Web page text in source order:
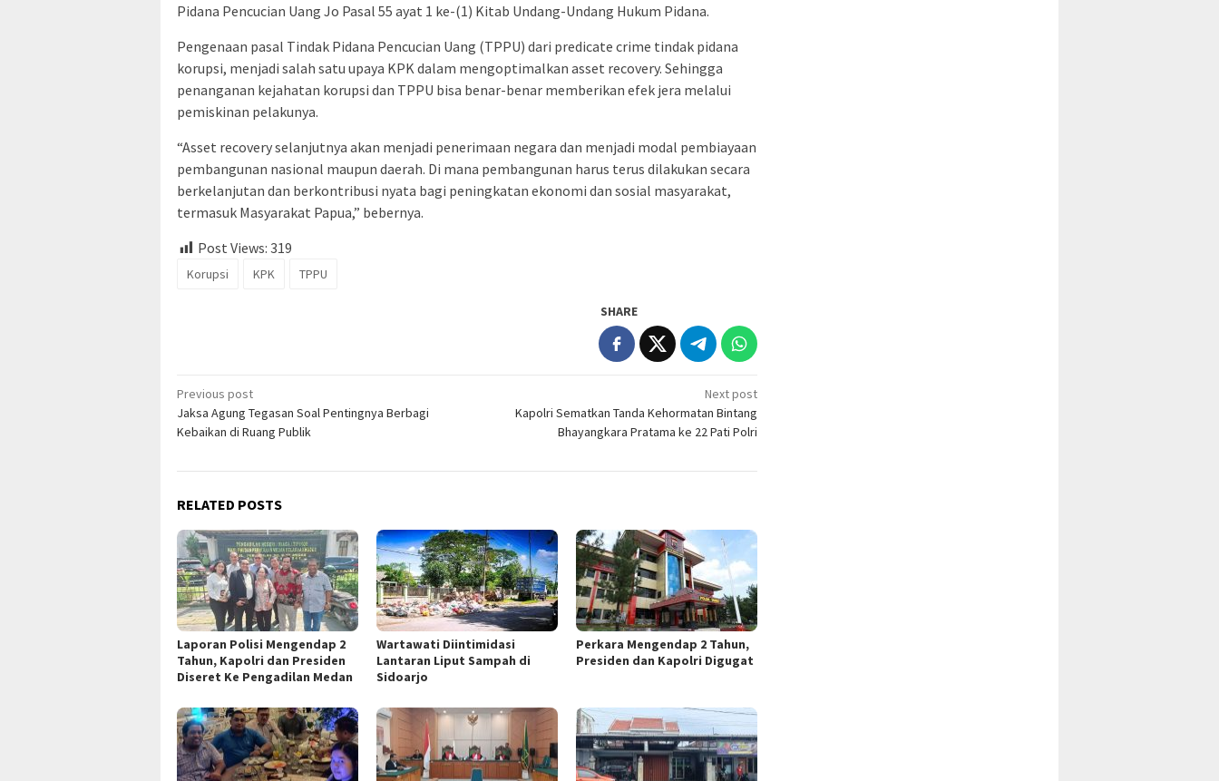
Pidana Pencucian Uang Jo Pasal 55 ayat 1 ke-(1) Kitab Undang-Undang Hukum Pidana.
Pengenaan pasal Tindak Pidana Pencucian Uang (TPPU) dari predicate crime tindak pidana
korupsi, menjadi salah satu upaya KPK dalam mengoptimalkan asset recovery. Sehingga
penanganan kejahatan korupsi dan TPPU bisa benar-benar memberikan efek jera melalui
pemiskinan pelakunya.
“Asset recovery selanjutnya akan menjadi penerimaan negara dan menjadi modal pembiayaan
pembangunan nasional maupun daerah. Di mana pembangunan harus terus dilakukan secara
berkelanjutan dan berkontribusi nyata bagi peningkatan ekonomi dan sosial masyarakat,
termasuk Masyarakat Papua,” bebernya.
Post Views: 319
Korupsi KPK TPPU
SHARE
Post
navigation
Previous post
Jaksa Agung Tegasan Soal Pentingnya Berbagi
Kebaikan di Ruang Publik
Next post
Kapolri Sematkan Tanda Kehormatan Bintang
Bhayangkara Pratama ke 22 Pati Polri
RELATED POSTS
Laporan Polisi Mengendap 2
Tahun, Kapolri dan Presiden
Diseret Ke Pengadilan Medan
Wartawati Diintimidasi
Lantaran Liput Sampah di
Sidoarjo
Perkara Mengendap 2 Tahun,
Presiden dan Kapolri Digugat